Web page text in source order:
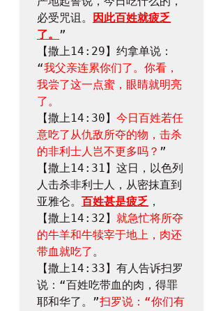
必受咒诅。
因此百姓就疲乏
了。 ”
【撒上14:29】约拿单说：
“我父亲连累你们了。你看，
我尝了这一点蜜，眼睛就明亮
了。
【撒上14:30】 今日百姓若任
意吃了从仇敌所夺的物，击杀
的非利士人岂不更多吗？ ”
【撒上14:31】这日，以色列
人击杀非利士人，从密抹直到
亚雅仑。 百姓甚是疲乏 ，
【撒上14:32】 就急忙将所夺
的牛羊和牛犊宰于地上，肉还
带血就吃了。
【撒上14:33】有人告诉扫罗
说：“百姓吃带血的肉，得罪
耶和华了。”扫罗说：“你们有